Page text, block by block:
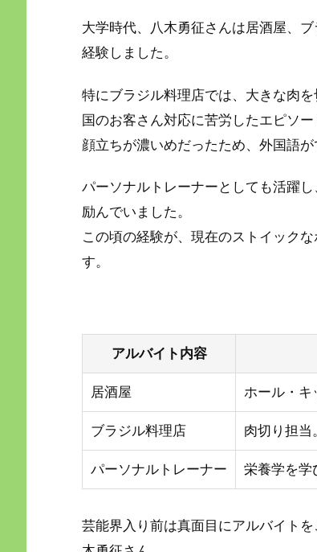
大学時代、八木勇征さんは居酒屋、
経験しました。
特にブラジル料理店では、大きな肉
国のお客さん対応に苦労したエピソー
顔立ちが濃いめだったため、外国語
パーソナルトレーナーとしても活躍
励んでいました。
この頃の経験が、現在のストイック
す。
アルバイト内容
居酒屋 ホール・キ
ブラジル料理店 肉切り担当
パーソナルトレーナー 栄養学を学
芸能界入り前は真面目にアルバイト